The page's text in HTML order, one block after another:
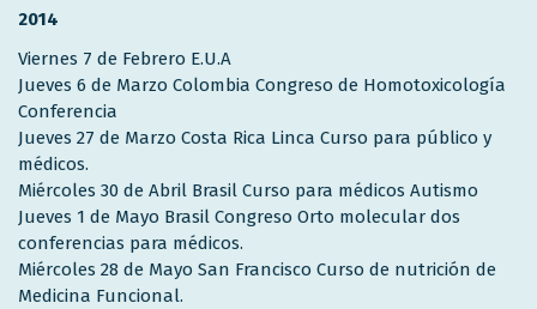
2014
Viernes 7 de Febrero E.U.A
Jueves 6 de Marzo Colombia Congreso de Homotoxicología
Conferencia
Jueves 27 de Marzo Costa Rica Linca Curso para público y
médicos.
Miércoles 30 de Abril Brasil Curso para médicos Autismo
Jueves 1 de Mayo Brasil Congreso Orto molecular dos
conferencias para médicos.
Miércoles 28 de Mayo San Francisco Curso de nutrición de
Medicina Funcional.